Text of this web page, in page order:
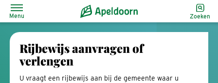
Menu Zoeken
Rijbewijs aanvragen of
verlengen
U vraagt een rijbewijs aan bij de gemeente waar u